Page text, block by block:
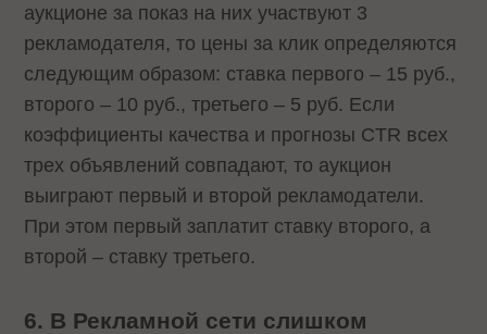
аукционе за показ на них участвуют 3
рекламодателя, то цены за клик определяются
следующим образом: ставка первого – 15 руб.,
второго – 10 руб., третьего – 5 руб. Если
коэффициенты качества и прогнозы CTR всех
трех объявлений совпадают, то аукцион
выиграют первый и второй рекламодатели.
При этом первый заплатит ставку второго, а
второй – ставку третьего.
6. В Рекламной сети слишком